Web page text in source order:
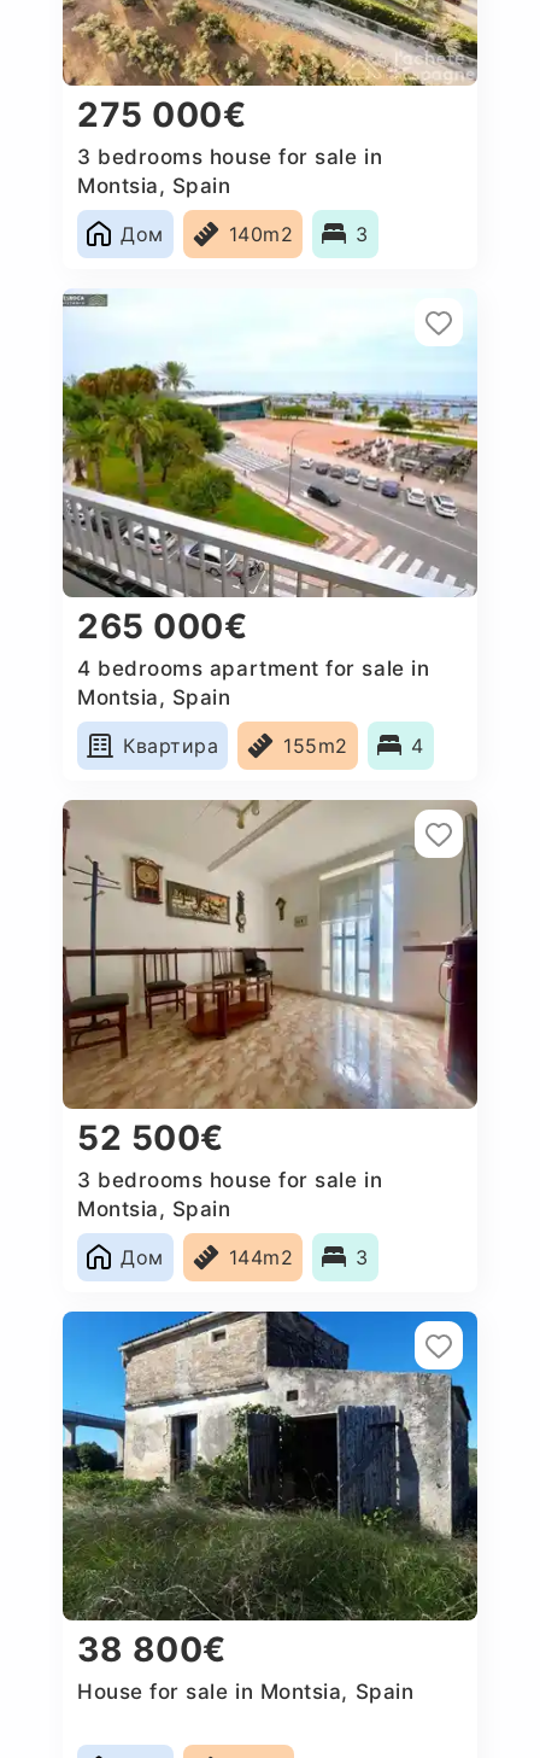
275 000€
3 bedrooms house for sale in
Montsia, Spain
Дом
140m2 3
265 000€
4 bedrooms apartment for sale in
Montsia, Spain
Квартира
155m2 4
52 500€
3 bedrooms house for sale in
Montsia, Spain
Дом
144m2 3
38 800€
House for sale in Montsia, Spain